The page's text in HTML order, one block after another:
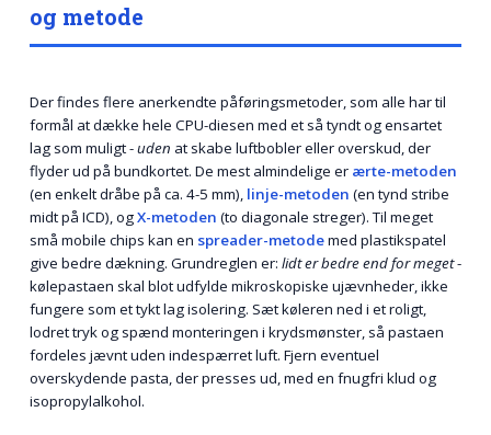
og metode
Der findes flere anerkendte påførings­metoder, som alle har til
formål at dække hele CPU-diesen med et så tyndt og ensartet
lag som muligt -uden at skabe luftbobler eller overskud, der
flyder ud på bundkortet. De mest almindelige er ærte-metoden
(en enkelt dråbe på ca. 4-5 mm), linje-metoden (en tynd stribe
midt på ICD), ogX-metoden (to diagonale streger). Til meget
små mobile chips kan en spreader-metodemed plastikspatel
give bedre dækning. Grundreglen er: lidt er bedre end for meget-
kølepastaen skal blot udfylde mikroskopiske ujævnheder, ikke
fungere som et tykt lag isolering. Sæt køleren ned i et roligt,
lodret tryk og spænd monteringen i krydsmønster, så pastaen
fordeles jævnt uden indespærret luft. Fjern eventuel
overskydende pasta, der presses ud, med en fnugfri klud og
isopropylalkohol.